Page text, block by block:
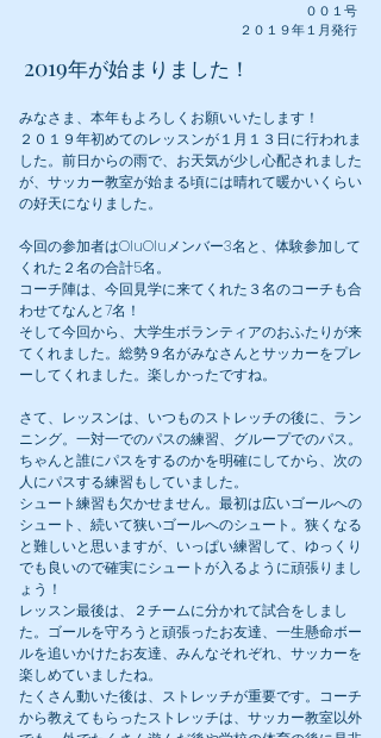
００１ 号
​２０１９年１月発行
2019年が始まりました！
みなさま、本年もよろしくお願いいたします！
２０１９年初めてのレッスンが１月１３日に行われま
した。前日からの雨で、お天気が少し心配されました
が、サッカー教室が始まる頃には晴れて暖かいくらい
の好天になりました。
今回の参加者はOluOluメンバー3名と、体験参加して
くれた２名の合計5名。
コーチ陣は、今回見学に来てくれた３名のコーチも合
わせてなんと7名！
そして今回から、大学生ボランティアのおふたりが来
てくれました。総勢９名がみなさんとサッカーをプレ
ーしてくれました。楽しかったですね。
さて、レッスンは、いつものストレッチの後に、ラン
ニング。一対一でのパスの練習、グループでのパス。
ちゃんと誰にパスをするのかを明確にしてから、次の
人にパスする練習もしていました。
シュート練習も欠かせません。最初は広いゴールへの
シュート、続いて狭いゴールへのシュート。狭くなる
と難しいと思いますが、いっぱい練習して、ゆっくり
でも良いので確実にシュートが入るように頑張りまし
ょう！
レッスン最後は、２チームに分かれて試合をしまし
た。ゴールを守ろうと頑張ったお友達、一生懸命ボー
ルを追いかけたお友達、みんなそれぞれ、サッカーを
楽しめていましたね。
たくさん動いた後は、ストレッチが重要です。コーチ
から教えてもらったストレッチは、サッカー教室以外